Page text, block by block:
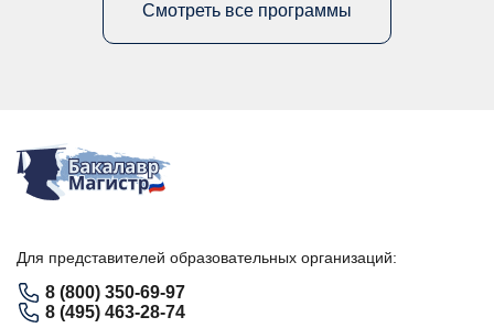
Смотреть все программы
Для представителей образовательных организаций:
8 (800) 350-69-97
8 (495) 463-28-74